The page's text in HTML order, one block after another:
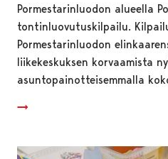
Pormestarinluodon alueella
tontinluovutuskilpailu.
Pormestarinluodon
liikekeskuksen korvaamista
asuntopainotteisemmalla